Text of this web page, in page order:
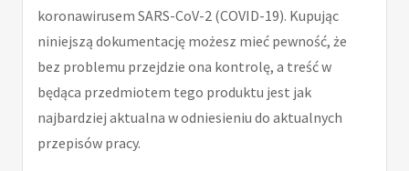
koronawirusem SARS-CoV-2 (COVID-19). Kupując
niniejszą dokumentację możesz mieć pewność, że
bez problemu przejdzie ona kontrolę, a treść w
będąca przedmiotem tego produktu jest jak
najbardziej aktualna w odniesieniu do aktualnych
przepisów pracy.